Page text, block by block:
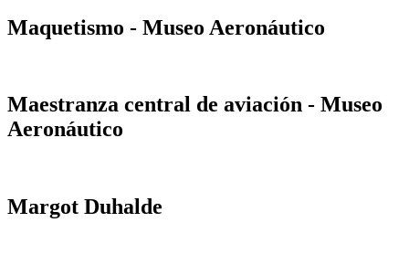
Maquetismo - Museo Aeronáutico
Maestranza central de aviación - Museo
Aeronáutico
Margot Duhalde